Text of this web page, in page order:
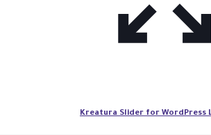
Kreatura Slider for WordPress